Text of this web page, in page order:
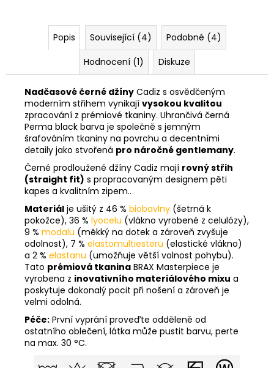
Popis Související (4)
Podobné (4)
Hodnocení (1)
Diskuze
Nadčasové černé džíny Cadiz s osvědčeným
moderním střihem vynikají vysokou kvalitou
zpracování z prémiové tkaniny. Uhrančivá černá
Perma black barva je společně s jemným
šrafováním tkaniny na povrchu a decentními
detaily jako stvořená pro náročné gentlemany.
Černé prodloužené džíny Cadiz mají rovný střih
(straight fit) s propracovaným designem pěti
kapes a kvalitním zipem..
Materiál je ušitý z 46 % biobavlny (šetrná k
pokožce), 36 % lyocelu (vlákno vyrobené z celulózy),
9 % modalu (měkký na dotek a zároveň zvyšuje
odolnost), 7 % elastomultiesteru (elastické vlákno)
a 2 % elastanu (umožňuje větší volnost pohybu).
Tato prémiová tkanina BRAX Masterpiece je
vyrobena z inovativního materiálového mixu a
poskytuje dokonalý pocit při nošení a zároveň je
velmi odolná.
Péče: První vyprání proveďte odděleně od
ostatního oblečení, látka může pustit barvu, perte
na max. 30 °C.